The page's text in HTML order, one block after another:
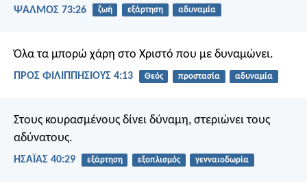
ΨΑΛΜΌΣ 73:26 ζωή εξάρτηση αδυναμία
Όλα τα μπορώ χάρη στο Χριστό που με δυναμώνει.
ΠΡΟΣ ΦΙΛΙΠΠΗΣΙΟΥΣ 4:13 Θεός προστασία αδυναμία
Στους κουρασμένους δίνει δύναμη, στεριώνει τους
αδύνατους.
ΗΣΑΪΑΣ 40:29 εξάρτηση εξοπλισμός γενναιοδωρία